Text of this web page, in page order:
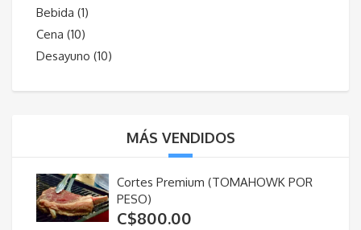
Bebida (1)
Cena (10)
Desayuno (10)
MÁS VENDIDOS
Cortes Premium (TOMAHOWK POR
PESO)
C$800.00